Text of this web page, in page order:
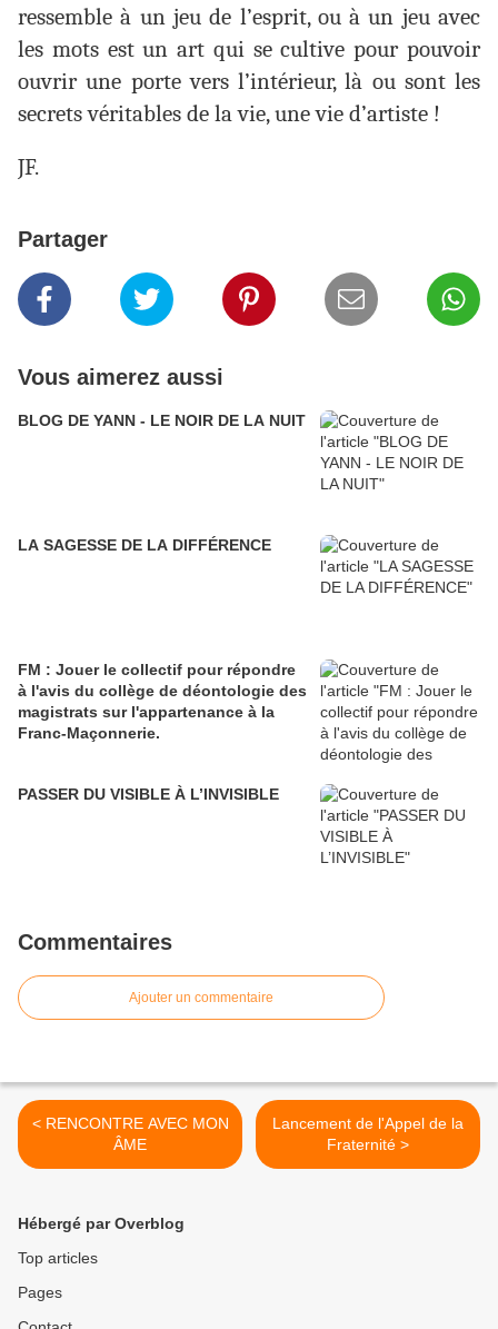
ressemble à un jeu de l’esprit, ou à un jeu avec
les mots est un art qui se cultive pour pouvoir
ouvrir une porte vers l’intérieur, là ou sont les
secrets véritables de la vie, une vie d’artiste !
JF.
Partager
Vous aimerez aussi
BLOG DE YANN - LE NOIR DE LA NUIT
LA SAGESSE DE LA DIFFÉRENCE
FM : Jouer le collectif pour répondre
à l'avis du collège de déontologie des
magistrats sur l'appartenance à la
Franc-Maçonnerie.
PASSER DU VISIBLE À L’INVISIBLE
Commentaires
Ajouter un commentaire
< RENCONTRE AVEC MON
ÂME
Lancement de l'Appel de la
Fraternité >
Hébergé par Overblog
Top articles
Pages